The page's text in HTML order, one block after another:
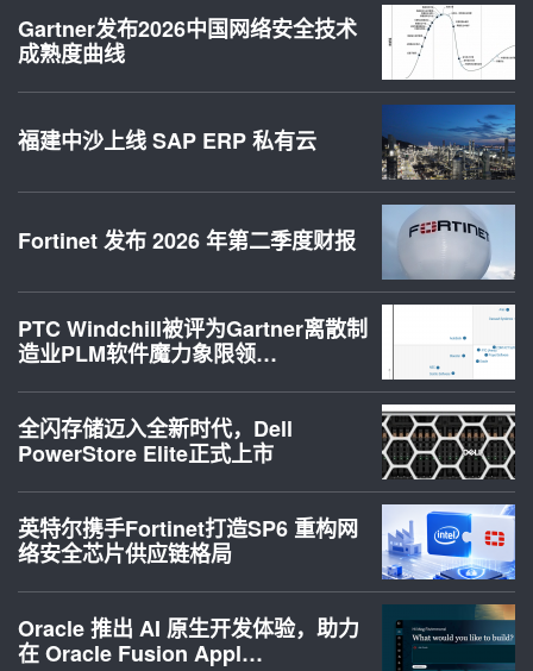
Gartner发布2026中国网络安全技术
成熟度曲线
福建中沙上线 SAP ERP 私有云
Fortinet 发布 2026 年第二季度财报
PTC Windchill被评为Gartner离散制
造业PLM软件魔力象限领…
全闪存储迈入全新时代，Dell
PowerStore Elite正式上市
英特尔携手Fortinet打造SP6 重构网
络安全芯片供应链格局
Oracle 推出 AI 原生开发体验，助力
在 Oracle Fusion Appl…